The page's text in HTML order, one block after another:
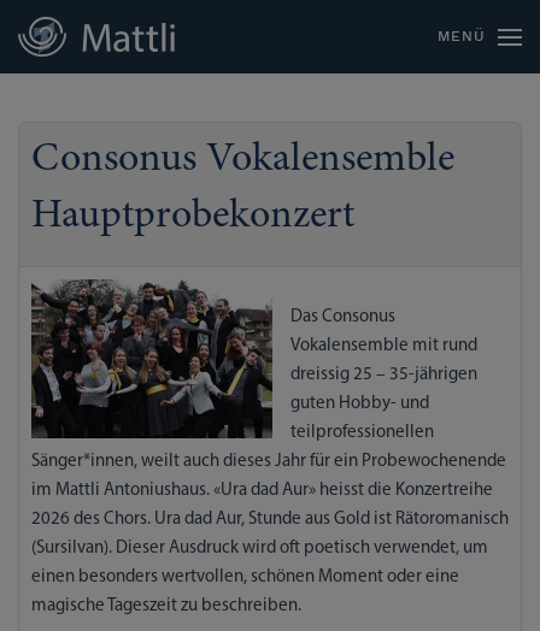
MENÜ
Consonus Vokalensemble
Hauptprobekonzert
Das Consonus
Vokalensemble mit rund
dreissig 25 – 35-jährigen
guten Hobby- und
teilprofessionellen
Sänger*innen, weilt auch dieses Jahr für ein Probewochenende
im Mattli Antoniushaus. «Ura dad Aur» heisst die Konzertreihe
2026 des Chors. Ura dad Aur, Stunde aus Gold ist Rätoromanisch
(Sursilvan). Dieser Ausdruck wird oft poetisch verwendet, um
einen besonders wertvollen, schönen Moment oder eine
magische Tageszeit zu beschreiben.